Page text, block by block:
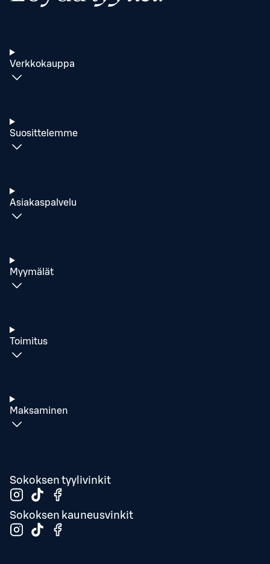
Verkkokauppa
Suosittelemme
Asiakaspalvelu
Myymälät
Toimitus
Maksaminen
Sokoksen tyylivinkit
Sokoksen kauneusvinkit